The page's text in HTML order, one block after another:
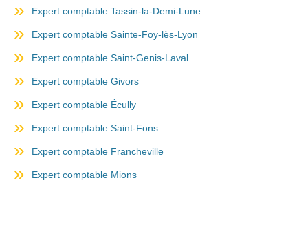
Expert comptable Tassin-la-Demi-Lune
Expert comptable Sainte-Foy-lès-Lyon
Expert comptable Saint-Genis-Laval
Expert comptable Givors
Expert comptable Écully
Expert comptable Saint-Fons
Expert comptable Francheville
Expert comptable Mions